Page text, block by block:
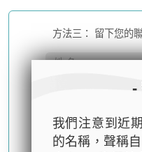
方法三： 留下您的
-
我們注意到近
的名稱，聲稱